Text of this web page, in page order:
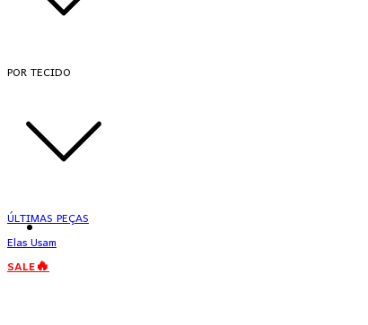
POR TECIDO
ÚLTIMAS PEÇAS
Elas Usam
SALE🔥